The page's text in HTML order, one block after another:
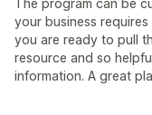
your business
you are ready to pull
resource and so
information. A great